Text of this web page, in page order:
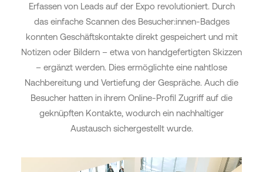
Erfassen von Leads auf der Expo revolutioniert. Durch
das einfache Scannen des Besucher:innen-Badges
konnten Geschäftskontakte direkt gespeichert und mit
Notizen oder Bildern – etwa von handgefertigten Skizzen
– ergänzt werden. Dies ermöglichte eine nahtlose
Nachbereitung und Vertiefung der Gespräche. Auch die
Besucher hatten in ihrem Online-Profil Zugriff auf die
geknüpften Kontakte, wodurch ein nachhaltiger
Austausch sichergestellt wurde.